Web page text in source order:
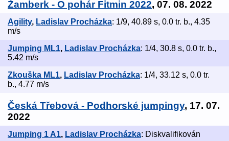
Žamberk - O pohár Fitmin 2022, 07. 08. 2022
Agility, Ladislav Procházka: 1/9, 40.89 s, 0.0 tr. b., 4.35
m/s
Jumping ML1, Ladislav Procházka: 1/4, 30.8 s, 0.0 tr. b.,
5.42 m/s
Zkouška ML1, Ladislav Procházka: 1/4, 33.12 s, 0.0 tr.
b., 4.77 m/s
Česká Třebová - Podhorské jumpingy, 17. 07.
2022
Jumping 1 A1, Ladislav Procházka: Diskvalifikován